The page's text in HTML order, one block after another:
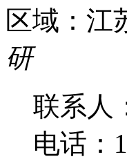
区域：江
研
联系人
电话：